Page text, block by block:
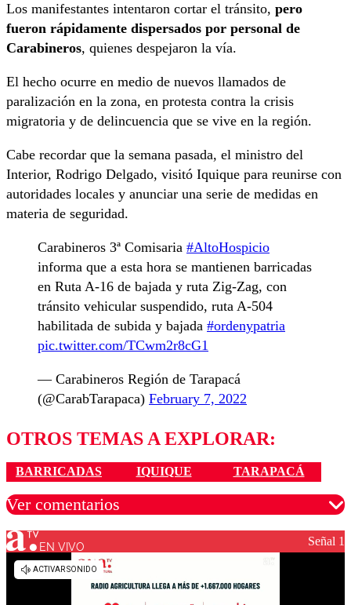
Los manifestantes intentaron cortar el tránsito, pero
fueron rápidamente dispersados por personal de
Carabineros, quienes despejaron la vía.
El hecho ocurre en medio de nuevos llamados de
paralización en la zona, en protesta contra la crisis
migratoria y de delincuencia que se vive en la región.
Cabe recordar que la semana pasada, el ministro del
Interior, Rodrigo Delgado, visitó Iquique para reunirse con
autoridades locales y anunciar una serie de medidas en
materia de seguridad.
Carabineros 3ª Comisaria #AltoHospicio
informa que a esta hora se mantienen barricadas
en Ruta A-16 de bajada y ruta Zig-Zag, con
tránsito vehicular suspendido, ruta A-504
habilitada de subida y bajada #ordenypatria
pic.twitter.com/TCwm2r8cG1
— Carabineros Región de Tarapacá
(@CarabTarapaca) February 7, 2022
OTROS TEMAS A EXPLORAR:
BARRICADAS IQUIQUE TARAPACÁ
Ver comentarios
Los comentarios son moderados para garantizar un
EN VIVO Señal 1